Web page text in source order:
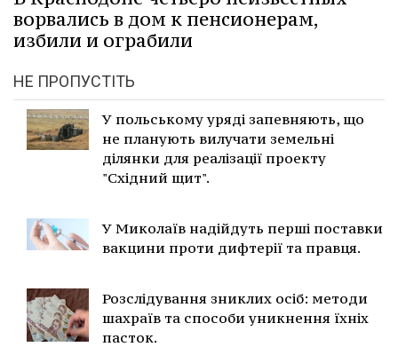
ворвались в дом к пенсионерам,
избили и ограбили
НЕ ПРОПУСТІТЬ
У польському уряді запевняють, що
не планують вилучати земельні
ділянки для реалізації проекту
"Східний щит".
У Миколаїв надійдуть перші поставки
вакцини проти дифтерії та правця.
Розслідування зниклих осіб: методи
шахраїв та способи уникнення їхніх
пасток.